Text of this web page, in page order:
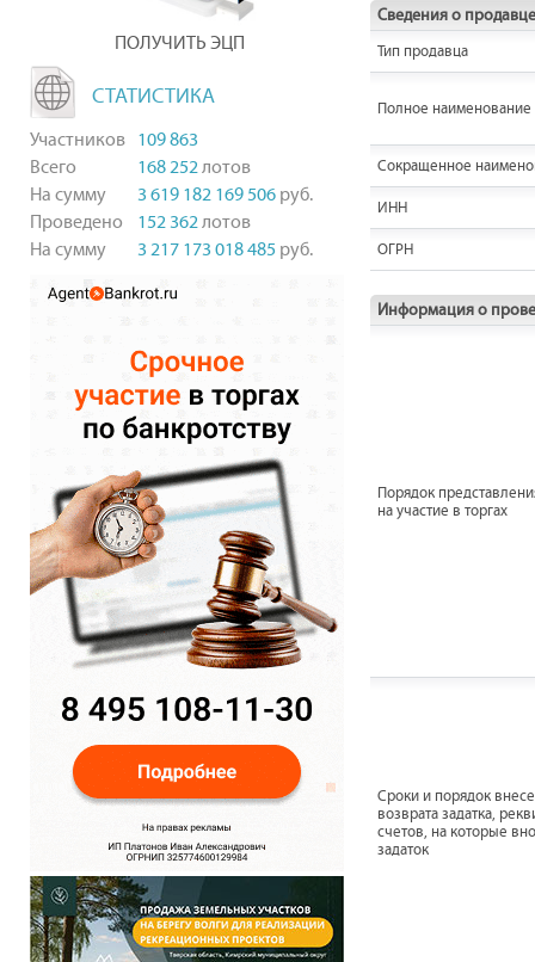
ПОЛУЧИТЬ ЭЦП
СТАТИСТИКА
Участников 109 863
Всего
168 252лотов
На сумму
3 619 182 169 506 руб.
Проведено
152 362лотов
На сумму
3 217 173 018 485 руб.
Сведения о продавце
Тип продавца
Полное наименование
Сокращенное
ИНН
ОГРН
Информация о
Порядок
на участие в торгах
Сроки и порядок
возврата задатка,
счетов, на которые
задаток